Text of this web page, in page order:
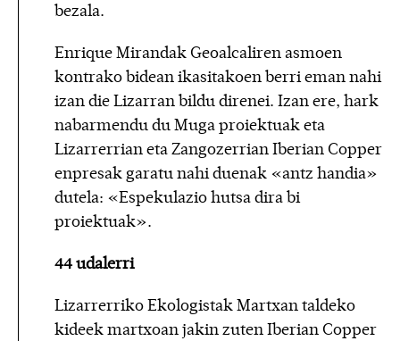
bezala.
Enrique Mirandak Geoalcaliren asmoen
kontrako bidean ikasitakoen berri eman nahi
izan die Lizarran bildu direnei. Izan ere, hark
nabarmendu du Muga proiektuak eta
Lizarrerrian eta Zangozerrian Iberian Copper
enpresak garatu nahi duenak «antz handia»
dutela: «Espekulazio hutsa dira bi
proiektuak».
44 udalerri
Lizarrerriko Ekologistak Martxan taldeko
kideek martxoan jakin zuten Iberian Copper